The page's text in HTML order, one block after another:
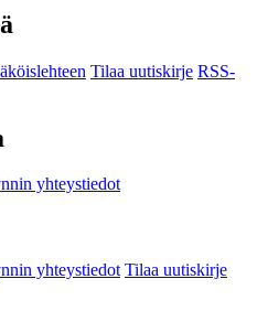
Tilaa uutiskirje RSS-
yhteystiedot
yhteystiedot Tilaa uutiskirje